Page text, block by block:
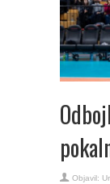
Objavil: